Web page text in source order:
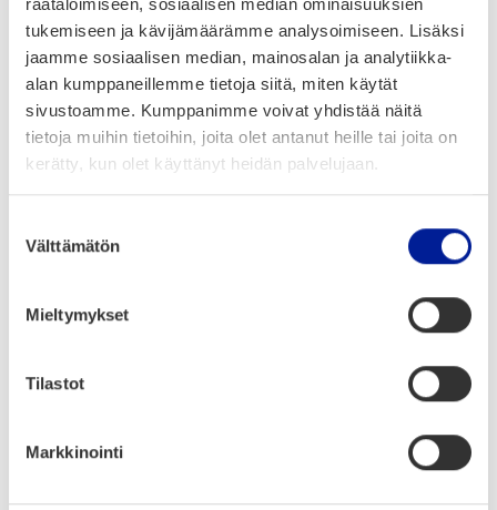
tukemiseen ja kävijämäärämme analysoimiseen. Lisäksi
jaamme sosiaalisen median, mainosalan ja analytiikka-
alan kumppaneillemme tietoja siitä, miten käytät
sivustoamme. Kumppanimme voivat yhdistää näitä
tietoja muihin tietoihin, joita olet antanut heille tai joita on
kerätty, kun olet käyttänyt heidän palvelujaan.
valinta
Välttämätön
Mieltymykset
Tilastot
Markkinointi
Check out the full pro­gram:Polar Bear Pitc­
hing
Jaa artikkeli: